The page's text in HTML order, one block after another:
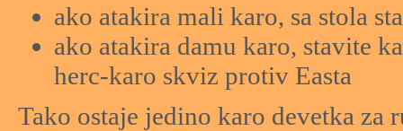
ako atakira mali karo, sa stola
ako atakira damu karo, stavite
herc-karo skviz protiv Easta
Tako ostaje jedino karo devetka za